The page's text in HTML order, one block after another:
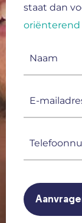
staat dan